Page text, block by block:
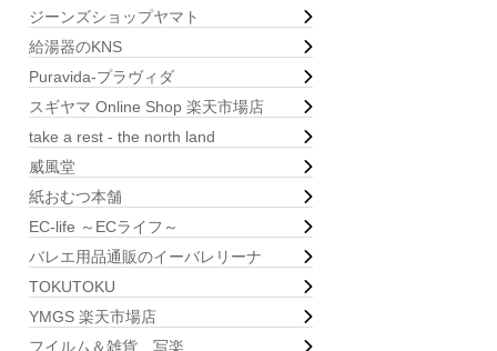
ジーンズショップヤマト
給湯器のKNS
Puravida-プラヴィダ
スギヤマ Online Shop 楽天市場店
take a rest - the north land
威風堂
紙おむつ本舗
EC-life ～ECライフ～
バレエ用品通販のイーバレリーナ
TOKUTOKU
YMGS 楽天市場店
フイルム＆雑貨 写楽